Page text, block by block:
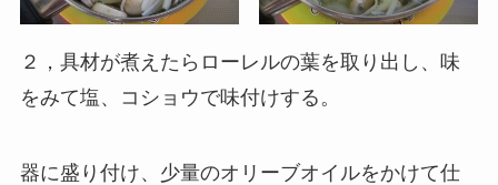
２，具材が煮えたらローレルの葉を取り出し、味
をみて塩、コショウで味付けする。
器に盛り付け、少量のオリーブオイルをかけて仕